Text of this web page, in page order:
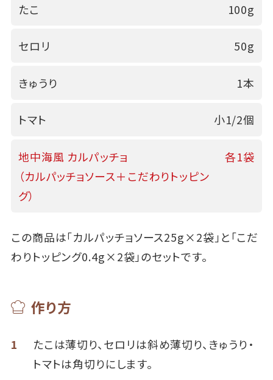
たこ 100g
セロリ 50g
きゅうり 1本
トマト 小1/2個
地中海風 カルパッチョ
（カルパッチョソース＋こだわりトッピン
グ）
各1袋
この商品は「カルパッチョソース25g×2袋」と「こだ
わりトッピング0.4g×2袋」のセットです。
作り方
1
たこは薄切り、セロリは斜め薄切り、きゅうり・
トマトは角切りにします。